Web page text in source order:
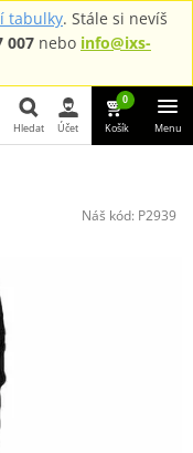
tabulky. Stále si nevíš
007 nebo info@ixs-
Hledat Účet
0
Košík Menu
Náš kód: P2939